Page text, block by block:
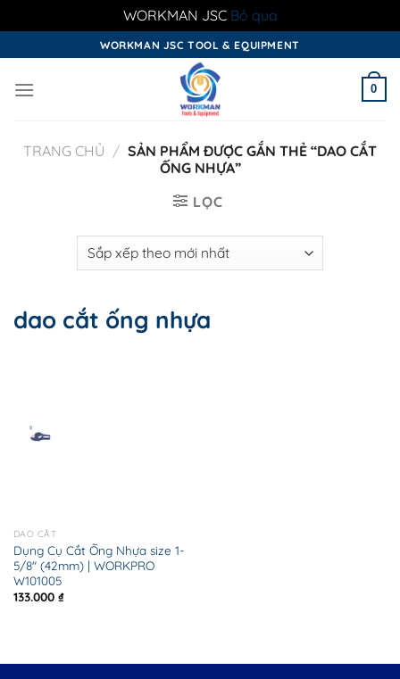
WORKMAN JSC Bỏ qua
to
content
WORKMAN JSC TOOL & EQUIPMENT
0
TRANG CHỦ / SẢN PHẨM ĐƯỢC GẮN THẺ “DAO CẮT
ỐNG NHỰA”
LỌC
dao cắt ống nhựa
DAO CẮT
Dụng Cụ Cắt Ống Nhựa size 1-
5/8″ (42mm) | WORKPRO
W101005
133.000 ₫